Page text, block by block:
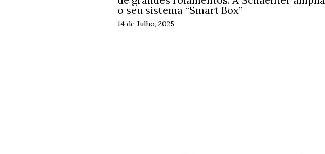
o seu sistema “Smart Box”
14 de Julho, 2025